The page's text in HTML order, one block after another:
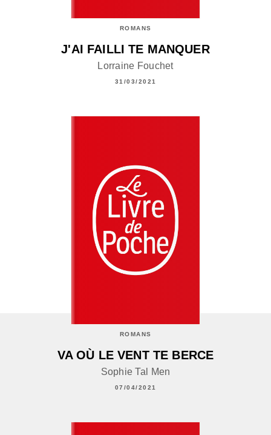
ROMANS
J'AI FAILLI TE MANQUER
Lorraine Fouchet
31/03/2021
ROMANS
VA OÙ LE VENT TE BERCE
Sophie Tal Men
07/04/2021